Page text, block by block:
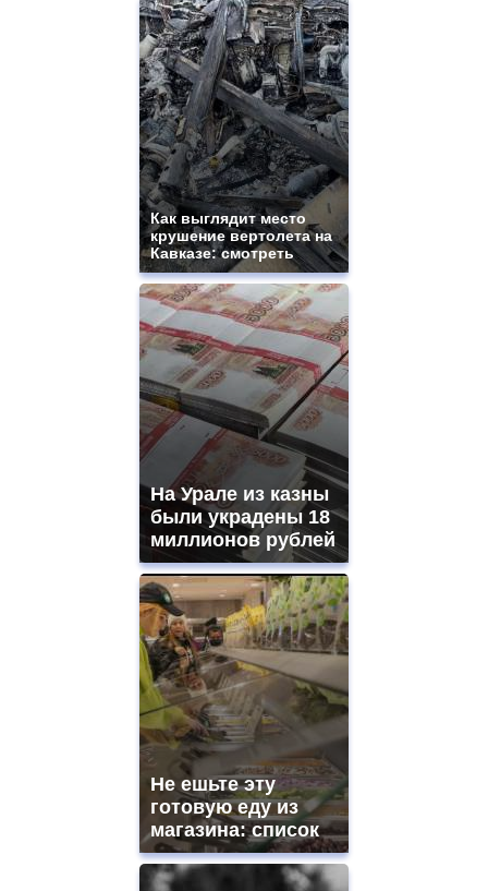
Как выглядит место
крушение вертолета на
Кавказе: смотреть
На Урале из казны
были украдены 18
миллионов рублей
Не ешьте эту
готовую еду из
магазина: список